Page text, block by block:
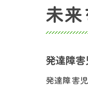
未
発達障
発達障害